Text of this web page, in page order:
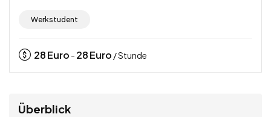
Werkstudent
28Euro - 28Euro / Stunde
Überblick